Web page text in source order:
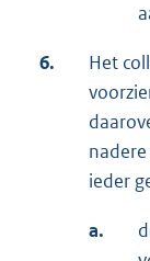
6.
Het
ieder
a.